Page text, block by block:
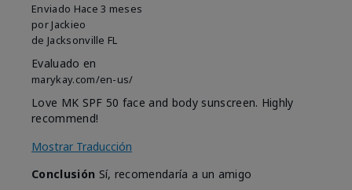
Enviado Hace 3 meses
por Jackieo
de Jacksonville FL
Evaluado en
marykay.com/en-us/
Love MK SPF 50 face and body sunscreen. Highly
recommend!
Mostrar Traducción
Conclusión Sí, recomendaría a un amigo